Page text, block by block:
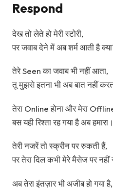
Respond
देख तो लेते हो मेरी स्टोरी,
पर जवाब देने में अब शर्म आती है
तेरे Seen का जवाब भी नहीं आता,
तू मुझसे इतना भी अब बात नहीं
तेरा Online होना और मेरा
बस यही रिश्ता रह गया है अब हमारा।
तेरी नजरें तो स्क्रीन पर रुकती हैं,
पर तेरा दिल कभी मेरे मैसेज पर
अब तेरा इंतज़ार भी अजीब हो गया है,